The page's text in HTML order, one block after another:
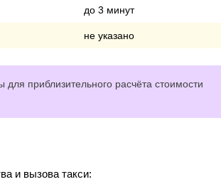
до 3 минут
не указано
приблизительного расчёта стоимости
и вызова такси: